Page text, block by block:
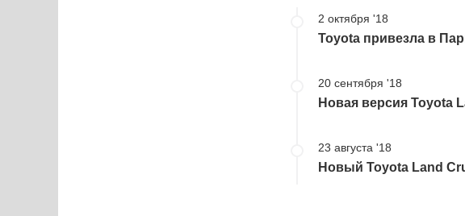
2 октября '18
Toyota привезла в
20 сентября '18
Новая версия Toyota
23 августа '18
Новый Toyota Land